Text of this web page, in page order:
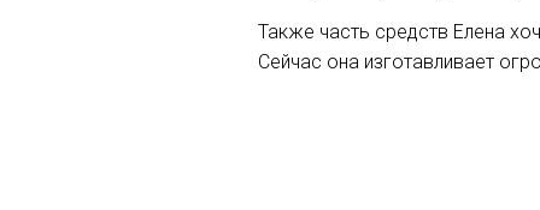
Также часть средств Елена
Сейчас она изготавливает